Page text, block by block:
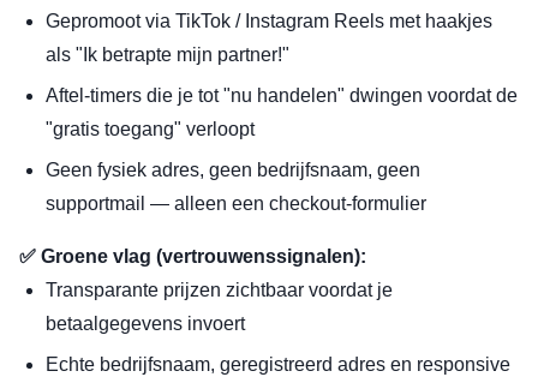
Gepromoot via TikTok / Instagram Reels met haakjes
als "Ik betrapte mijn partner!"
Aftel-timers die je tot "nu handelen" dwingen voordat de
"gratis toegang" verloopt
Geen fysiek adres, geen bedrijfsnaam, geen
supportmail — alleen een checkout-formulier
✅ Groene vlag (vertrouwenssignalen):
Transparante prijzen zichtbaar voordat je
betaalgegevens invoert
Echte bedrijfsnaam, geregistreerd adres en responsive